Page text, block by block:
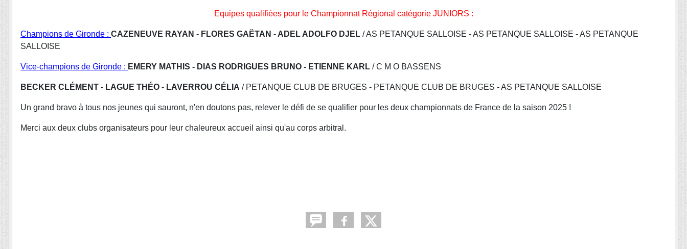
Equipes qualifiées pour le Championnat Régional catégorie JUNIORS :
Champions de Gironde : CAZENEUVE RAYAN - FLORES GAËTAN - ADEL ADOLFO DJEL / AS PETANQUE SALLOISE - AS PETANQUE SALLOISE - AS PETANQUE
SALLOISE
Vice-champions de Gironde : EMERY MATHIS - DIAS RODRIGUES BRUNO - ETIENNE KARL / C M O BASSENS
BECKER CLÉMENT - LAGUE THÉO - LAVERROU CÉLIA / PETANQUE CLUB DE BRUGES - PETANQUE CLUB DE BRUGES - AS PETANQUE SALLOISE
Un grand bravo à tous nos jeunes qui sauront, n'en doutons pas, relever le défi de se qualifier pour les deux championnats de France de la saison 2025 !
Merci aux deux clubs organisateurs pour leur chaleureux accueil ainsi qu'au corps arbitral.